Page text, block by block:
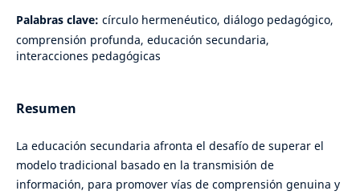
Palabras clave: círculo hermenéutico, diálogo pedagógico,
comprensión profunda, educación secundaria,
interacciones pedagógicas
Resumen
La educación secundaria afronta el desafío de superar el
modelo tradicional basado en la transmisión de
información, para promover vías de comprensión genuina y